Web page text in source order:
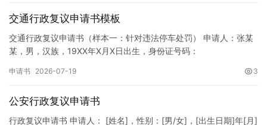
交通行政复议申请书模板
交通行政复议申请书（样本一：针对违法停车处罚） 申请人：张某
某，男，汉族，19XX年X月X日出生，身份证号码：
申请书 2026-07-19 3
公安行政复议申请书
行政复议申请书 申请人： [姓名]，性别：[男/女]，[出生日期]年[月]